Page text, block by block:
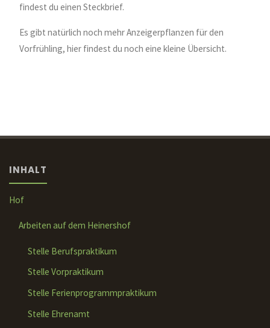
findest du einen Steckbrief.
Es gibt natürlich noch mehr Anzeigerpflanzen für den
Vorfrühling, hier findest du noch eine kleine Übersicht.
INHALT
Hof
Arbeiten auf dem Heinershof
Stelle Berufspraktikum
Stelle Vorpraktikum
Stelle Ferienprogrammpraktikum
Stelle Ehrenamt